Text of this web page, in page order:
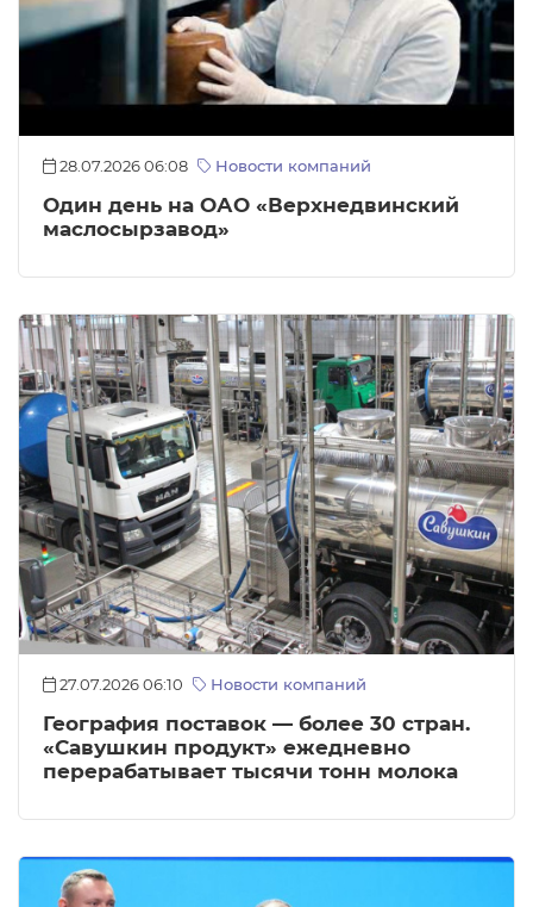
28.07.2026 06:08 Новости компаний
Один день на ОАО «Верхнедвинский
маслосырзавод»
27.07.2026 06:10 Новости компаний
География поставок — более 30 стран.
«Савушкин продукт» ежедневно
перерабатывает тысячи тонн молока